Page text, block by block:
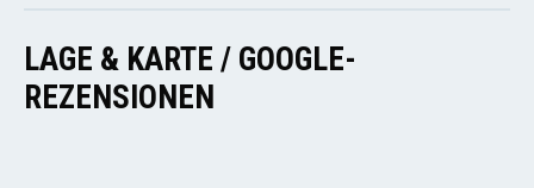
LAGE & KARTE / GOOGLE-
REZENSIONEN